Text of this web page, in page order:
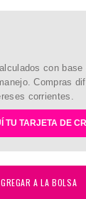
con
Compras
corrientes.
TU TARJETA DE
A LA BOLSA